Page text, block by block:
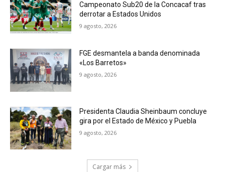
Campeonato Sub20 de la Concacaf tras
derrotar a Estados Unidos
9 agosto, 2026
FGE desmantela a banda denominada
«Los Barretos»
9 agosto, 2026
Presidenta Claudia Sheinbaum concluye
gira por el Estado de México y Puebla
9 agosto, 2026
Cargar más